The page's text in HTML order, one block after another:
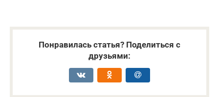
Понравилась статья? Поделиться с
друзьями: